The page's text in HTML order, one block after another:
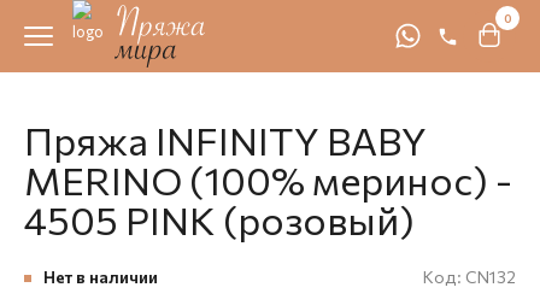
0
Пряжа INFINITY BABY
MERINO (100% меринос) -
4505 PINK (розовый)
Нет в наличии Код: CN132